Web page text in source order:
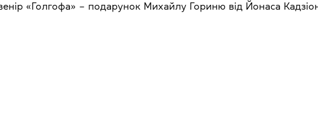
«Голгофа» – подарунок Михайлу Гориню від Йонаса